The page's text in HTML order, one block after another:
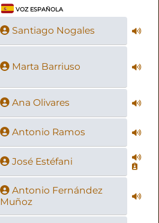
VOZ ESPAÑOLA
Santiago Nogales
Marta Barriuso
Ana Olivares
Antonio Ramos
José Estéfani
Antonio Fernández
Muñoz